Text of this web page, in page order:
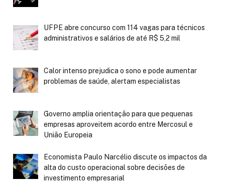
UFPE abre concurso com 114 vagas para técnicos
administrativos e salários de até R$ 5,2 mil
Calor intenso prejudica o sono e pode aumentar
problemas de saúde, alertam especialistas
Governo amplia orientação para que pequenas
empresas aproveitem acordo entre Mercosul e
União Europeia
Economista Paulo Narcélio discute os impactos da
alta do custo operacional sobre decisões de
investimento empresarial